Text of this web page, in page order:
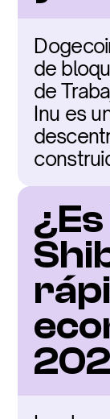
de
de
Inu es